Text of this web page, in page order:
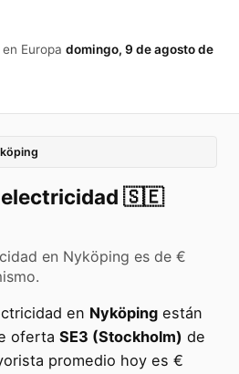
Europa domingo, 9 de agosto de
🇸🇪
en Nyköping es de €
en Nyköping están
oferta SE3 (Stockholm) de
promedio hoy es €